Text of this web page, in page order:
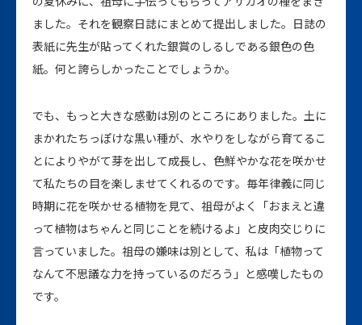
ました。それを観察日誌にまとめて提出しました。日誌の
表紙に先生が貼ってくれた銀賞のしるしである銀色の色
紙。何と誇らしかったことでしょうか。
でも、もっと大きな感動は別のところにありました。土に
まかれたちっぽけな黒い種が、水やりをしながら育てるこ
とによりやがて芽を出して成長し、色鮮やかな花を咲かせ
て私たちの目を楽しませてくれるのです。毎年律義に同じ
時期に花を咲かせる植物を見て、祖母がよく「おまえと違
って植物はちゃんと同じことを続けるよ」と皮肉交じりに
言っていました。祖母の嫌味は別として、私は「植物って
なんて不思議な力を持っているのだろう」と感嘆したもの
です。